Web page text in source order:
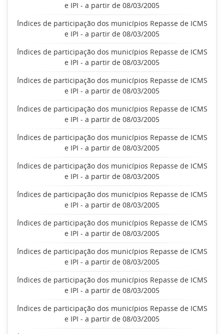
e IPI - a partir de 08/03/2005
Índices de participação dos municípios Repasse de ICMS
e IPI - a partir de 08/03/2005
Índices de participação dos municípios Repasse de ICMS
e IPI - a partir de 08/03/2005
Índices de participação dos municípios Repasse de ICMS
e IPI - a partir de 08/03/2005
Índices de participação dos municípios Repasse de ICMS
e IPI - a partir de 08/03/2005
Índices de participação dos municípios Repasse de ICMS
e IPI - a partir de 08/03/2005
Índices de participação dos municípios Repasse de ICMS
e IPI - a partir de 08/03/2005
Índices de participação dos municípios Repasse de ICMS
e IPI - a partir de 08/03/2005
Índices de participação dos municípios Repasse de ICMS
e IPI - a partir de 08/03/2005
Índices de participação dos municípios Repasse de ICMS
e IPI - a partir de 08/03/2005
Índices de participação dos municípios Repasse de ICMS
e IPI - a partir de 08/03/2005
Índices de participação dos municípios Repasse de ICMS
e IPI - a partir de 08/03/2005